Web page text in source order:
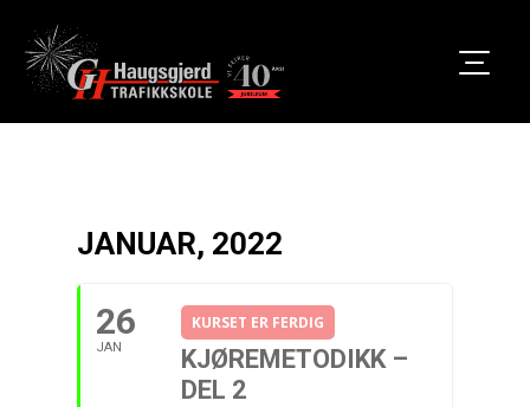
JANUAR, 2022
26
JAN
KURSET ER FERDIG
KJØREMETODIKK –
DEL 2